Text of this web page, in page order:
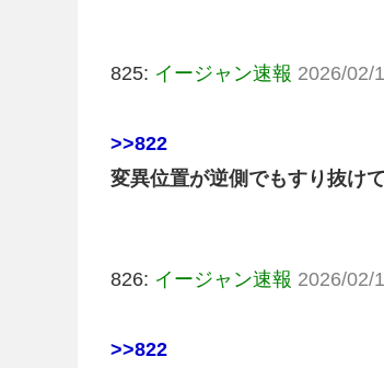
825: イージャン速報 2026/02/
>>822
変異位置が逆側でもすり抜け
826: イージャン速報 2026/02/
>>822